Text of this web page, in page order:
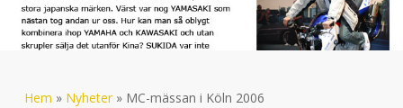
Hem » Nyheter» MC-mässan i Köln 2006